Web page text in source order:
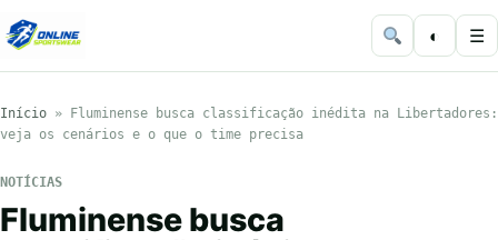
◐ ☰
Início »
Fluminense busca classificação inédita na Libertadores:
veja os cenários e o que o time precisa
NOTÍCIAS
Fluminense busca